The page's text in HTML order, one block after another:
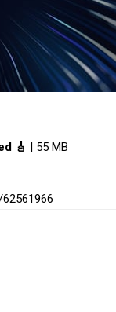
🎸 | 55 MB